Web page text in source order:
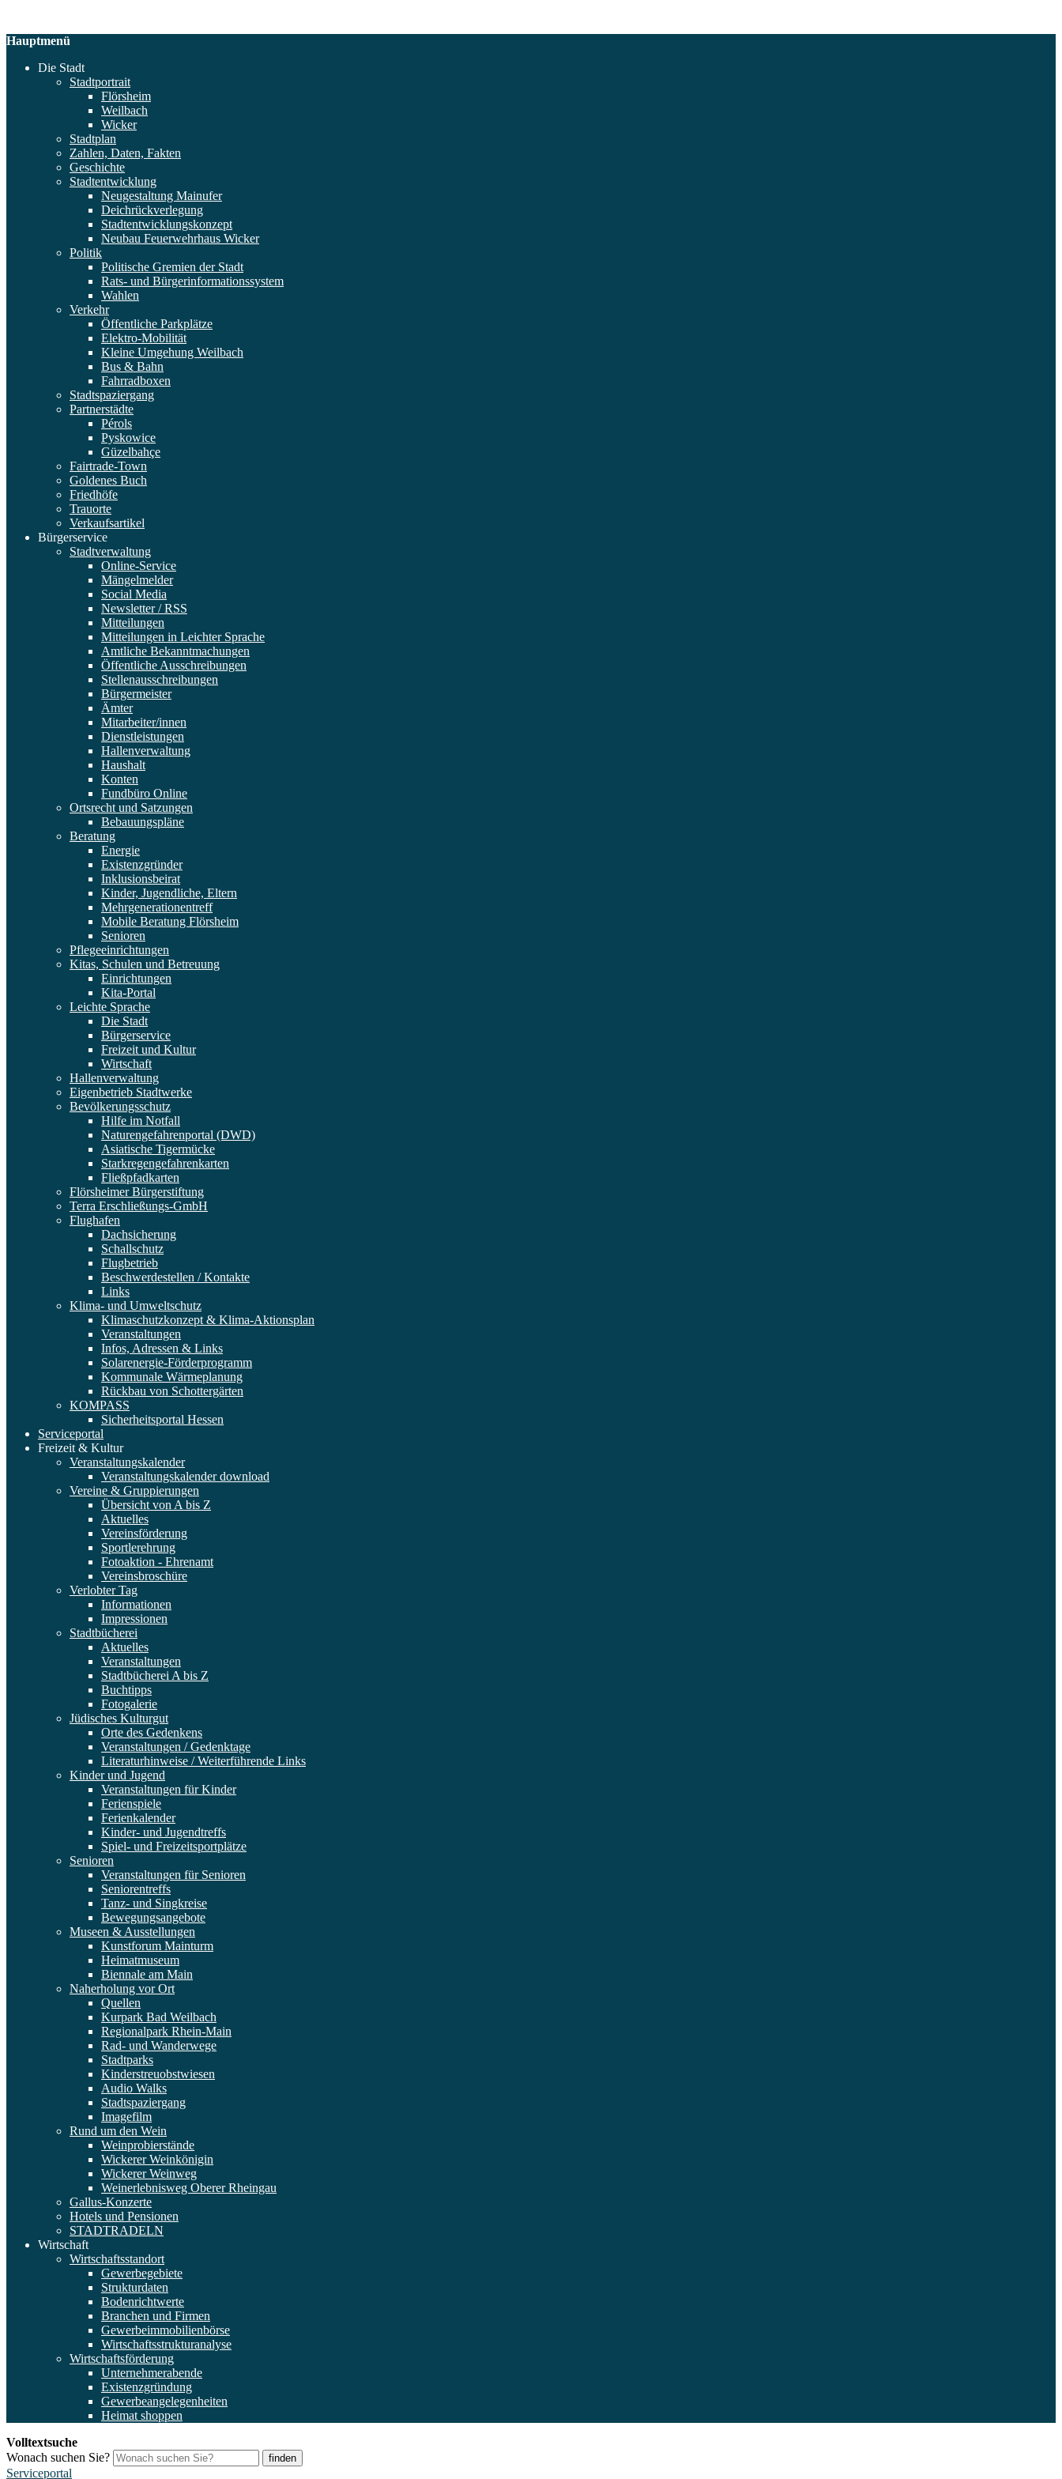
Hauptmenü
Die Stadt
Stadtportrait
Flörsheim
Weilbach
Wicker
Stadtplan
Zahlen, Daten, Fakten
Geschichte
Stadtentwicklung
Neugestaltung Mainufer
Deichrückverlegung
Stadtentwicklungskonzept
Neubau Feuerwehrhaus Wicker
Politik
Politische Gremien der Stadt
Rats- und Bürgerinformationssystem
Wahlen
Verkehr
Öffentliche Parkplätze
Elektro-Mobilität
Kleine Umgehung Weilbach
Bus & Bahn
Fahrradboxen
Stadtspaziergang
Partnerstädte
Pérols
Pyskowice
Güzelbahçe
Fairtrade-Town
Goldenes Buch
Friedhöfe
Trauorte
Verkaufsartikel
Bürgerservice
Stadtverwaltung
Online-Service
Mängelmelder
Social Media
Newsletter / RSS
Mitteilungen
Mitteilungen in Leichter Sprache
Amtliche Bekanntmachungen
Öffentliche Ausschreibungen
Stellenausschreibungen
Bürgermeister
Ämter
Mitarbeiter/innen
Dienstleistungen
Hallenverwaltung
Haushalt
Konten
Fundbüro Online
Ortsrecht und Satzungen
Bebauungspläne
Beratung
Energie
Existenzgründer
Inklusionsbeirat
Kinder, Jugendliche, Eltern
Mehrgenerationentreff
Mobile Beratung Flörsheim
Senioren
Pflegeeinrichtungen
Kitas, Schulen und Betreuung
Einrichtungen
Kita-Portal
Leichte Sprache
Die Stadt
Bürgerservice
Freizeit und Kultur
Wirtschaft
Hallenverwaltung
Eigenbetrieb Stadtwerke
Bevölkerungsschutz
Hilfe im Notfall
Naturengefahrenportal (DWD)
Asiatische Tigermücke
Starkregengefahrenkarten
Fließpfadkarten
Flörsheimer Bürgerstiftung
Terra Erschließungs-GmbH
Flughafen
Dachsicherung
Schallschutz
Flugbetrieb
Beschwerdestellen / Kontakte
Links
Klima- und Umweltschutz
Klimaschutzkonzept & Klima-Aktionsplan
Veranstaltungen
Infos, Adressen & Links
Solarenergie-Förderprogramm
Kommunale Wärmeplanung
Rückbau von Schottergärten
KOMPASS
Sicherheitsportal Hessen
Serviceportal
Freizeit & Kultur
Veranstaltungskalender
Veranstaltungskalender download
Vereine & Gruppierungen
Übersicht von A bis Z
Aktuelles
Vereinsförderung
Sportlerehrung
Fotoaktion - Ehrenamt
Vereinsbroschüre
Verlobter Tag
Informationen
Impressionen
Stadtbücherei
Aktuelles
Veranstaltungen
Stadtbücherei A bis Z
Buchtipps
Fotogalerie
Jüdisches Kulturgut
Orte des Gedenkens
Veranstaltungen / Gedenktage
Literaturhinweise / Weiterführende Links
Kinder und Jugend
Veranstaltungen für Kinder
Ferienspiele
Ferienkalender
Kinder- und Jugendtreffs
Spiel- und Freizeitsportplätze
Senioren
Veranstaltungen für Senioren
Seniorentreffs
Tanz- und Singkreise
Bewegungsangebote
Museen & Ausstellungen
Kunstforum Mainturm
Heimatmuseum
Biennale am Main
Naherholung vor Ort
Quellen
Kurpark Bad Weilbach
Regionalpark Rhein-Main
Rad- und Wanderwege
Stadtparks
Kinderstreuobstwiesen
Audio Walks
Stadtspaziergang
Imagefilm
Rund um den Wein
Weinprobierstände
Wickerer Weinkönigin
Wickerer Weinweg
Weinerlebnisweg Oberer Rheingau
Gallus-Konzerte
Hotels und Pensionen
STADTRADELN
Wirtschaft
Wirtschaftsstandort
Gewerbegebiete
Strukturdaten
Bodenrichtwerte
Branchen und Firmen
Gewerbeimmobilienbörse
Wirtschaftsstrukturanalyse
Wirtschaftsförderung
Unternehmerabende
Existenzgründung
Gewerbeangelegenheiten
Heimat shoppen
Volltextsuche
Wonach suchen Sie?
finden
Serviceportal